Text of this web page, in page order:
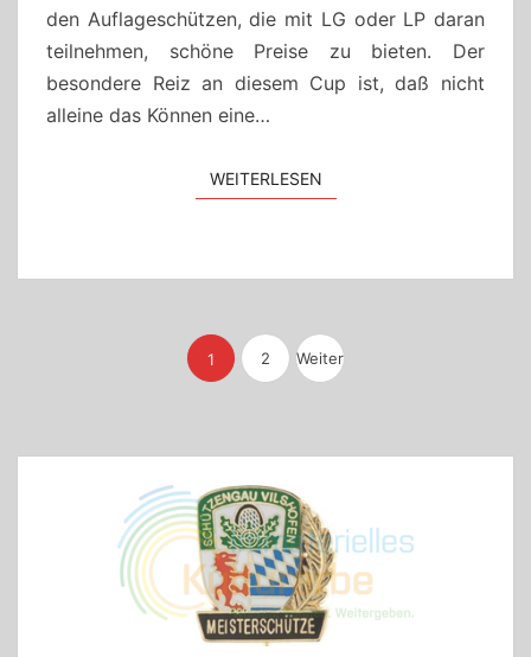
den Auflageschützen, die mit LG oder LP daran
teilnehmen, schöne Preise zu bieten. Der
besondere Reiz an diesem Cup ist, daß nicht
alleine das Können eine…
WEITERLESENWEITERLESEN
Seitennummerierung
der
1 2 Weiter